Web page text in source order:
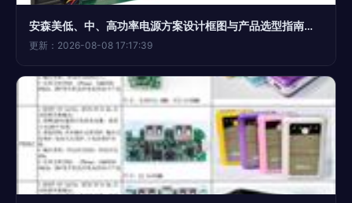
安森美低、中、高功率电源方案设计框图与产品选型指南及PCBA方案板解析
更新：2026-08-08 17:17:39